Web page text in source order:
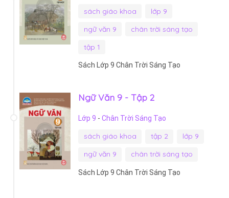
sách giáo khoa
lớp 9
ngữ văn 9
chân trời sáng tạo
tập 1
Sách Lớp 9 Chân Trời Sáng Tạo
Ngữ Văn 9 - Tập 2
Lớp 9 - Chân Trời Sáng Tạo
sách giáo khoa tập 2
lớp 9
ngữ văn 9
chân trời sáng tạo
Sách Lớp 9 Chân Trời Sáng Tạo